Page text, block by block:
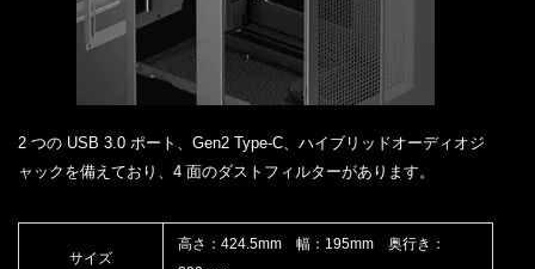
2 つの USB 3.0 ポート、Gen2 Type-C、ハイブリッドオーディオジ
ャックを備えており、4 面のダストフィルターがあります。
サイズ
高さ：424.5mm 幅：195mm 奥行き：